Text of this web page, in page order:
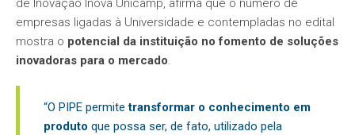
de Inovação Inova Unicamp, afirma que o número de
empresas ligadas à Universidade e contempladas no edital
mostra o potencial da instituição no fomento de soluções
inovadoras para o mercado.
“O PIPE permitetransformar o conhecimento em
produto que possa ser, de fato, utilizado pela